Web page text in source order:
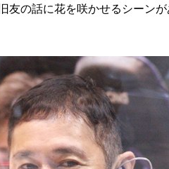
友の話に花を咲かせるシーンが